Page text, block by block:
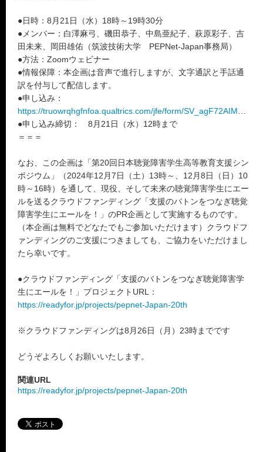
●日時：8月21日（水）18時～19時30分
●メンバー：白澤麻弓、磯田恭子、中島亜紀子、萩原彩子、吉
田未来、岡田雄佑（筑波技術大学 PEPNet-Japan事務局）
●方法：Zoomウェビナー
●情報保障：本企画は音声で進行しますが、文字通訳と手話通
訳を付与して配信します。
●申し込み：
https://truowrqhgfnfoa.qualtrics.com/jfe/form/SV_agF72AIMNrzfrTg
●申し込み締切： 8月21日（水）12時まで
＝＝＝
なお、この企画は「第20回日本聴覚障害学生高等教育支援シン
ポジウム」（2024年12月7日（土）13時～、12月8日（日）10
時～16時）を通して、現役、そして未来の聴覚障害学生にエー
ルを送るクラウドファンディング「支援のバトンをつなぎ聴覚
障害学生にエールを！」のPR企画として実施するものです。
（本企画は無料でどなたでもご参加いただけます）クラウドフ
ァンディングのご支援につきましても、ご協力をいただけまし
たら幸いです。
●クラウドファンディング「支援のバトンをつなぎ聴覚障害学
生にエールを！」プロジェクトURL：
https://readyfor.jp/projects/pepnet-Japan-20th
※クラウドファンディングは8月26日（月）23時までです
どうぞよろしくお願いいたします。
関連URL
https://readyfor.jp/projects/pepnet-Japan-20th